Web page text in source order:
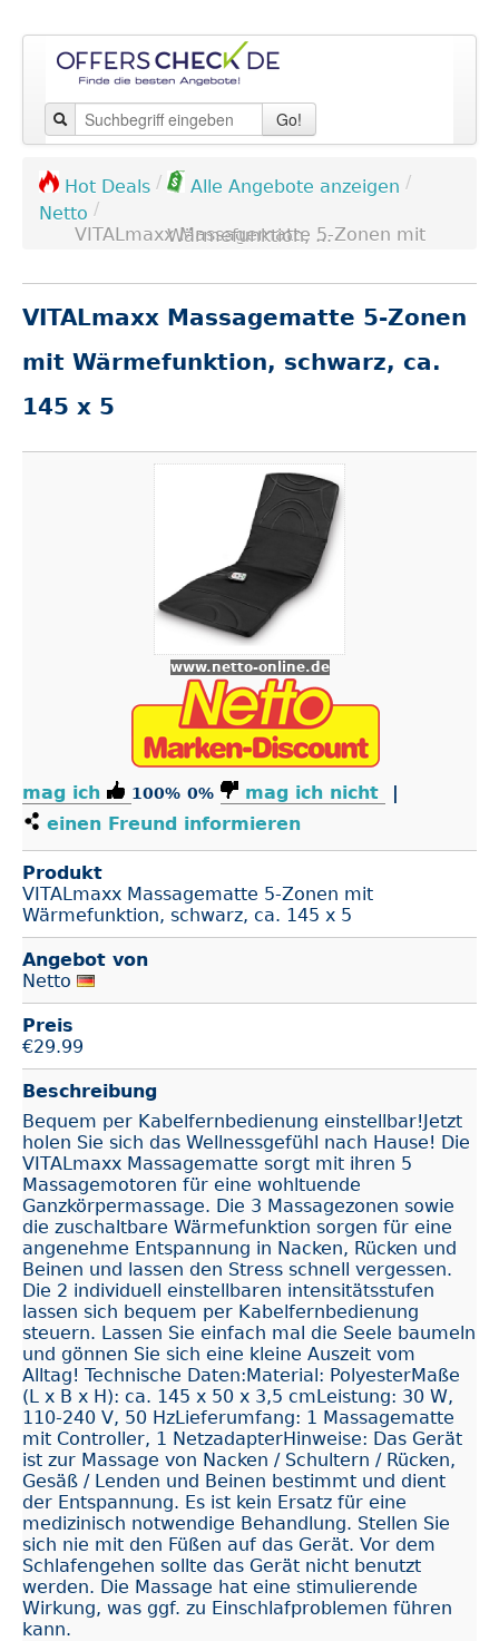
Go!
Hot Deals / Alle Angebote anzeigen /
Netto /
VITALmaxx Massagematte 5-Zonen mit Wärmefunktion, ...
VITALmaxx Massagematte 5-Zonen
mit Wärmefunktion, schwarz, ca.
145 x 5
www.netto-online.de
mag ich 100% 0% mag ich nicht
|
einen Freund informieren
Produkt
VITALmaxx Massagematte 5-Zonen mit
Wärmefunktion, schwarz, ca. 145 x 5
Angebot von
Netto
Preis
€29.99
Beschreibung
Bequem per Kabelfernbedienung einstellbar!Jetzt
holen Sie sich das Wellnessgefühl nach Hause! Die
VITALmaxx Massagematte sorgt mit ihren 5
Massagemotoren für eine wohltuende
Ganzkörpermassage. Die 3 Massagezonen sowie
die zuschaltbare Wärmefunktion sorgen für eine
angenehme Entspannung in Nacken, Rücken und
Beinen und lassen den Stress schnell vergessen.
Die 2 individuell einstellbaren intensitätsstufen
lassen sich bequem per Kabelfernbedienung
steuern. Lassen Sie einfach mal die Seele baumeln
und gönnen Sie sich eine kleine Auszeit vom
Alltag! Technische Daten:Material: PolyesterMaße
(L x B x H): ca. 145 x 50 x 3,5 cmLeistung: 30 W,
110-240 V, 50 HzLieferumfang: 1 Massagematte
mit Controller, 1 NetzadapterHinweise: Das Gerät
ist zur Massage von Nacken / Schultern / Rücken,
Gesäß / Lenden und Beinen bestimmt und dient
der Entspannung. Es ist kein Ersatz für eine
medizinisch notwendige Behandlung. Stellen Sie
sich nie mit den Füßen auf das Gerät. Vor dem
Schlafengehen sollte das Gerät nicht benutzt
werden. Die Massage hat eine stimulierende
Wirkung, was ggf. zu Einschlafproblemen führen
kann.